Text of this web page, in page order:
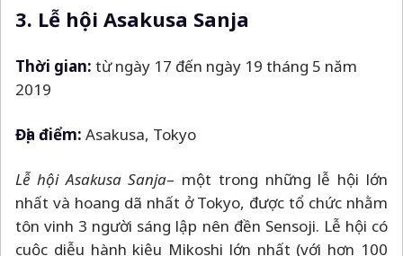
3. Lễ hội Asakusa Sanja
Thời gian: từ ngày 17 đến ngày 19 tháng 5 năm
2019
Địa điểm: Asakusa, Tokyo
Lễ hội Asakusa Sanja– một trong những lễ hội lớn
nhất và hoang dã nhất ở Tokyo, được tổ chức nhằm
tôn vinh 3 người sáng lập nên đền Sensoji. Lễ hội có
cuộc diễu hành kiệu Mikoshi lớn nhất (với hơn 100